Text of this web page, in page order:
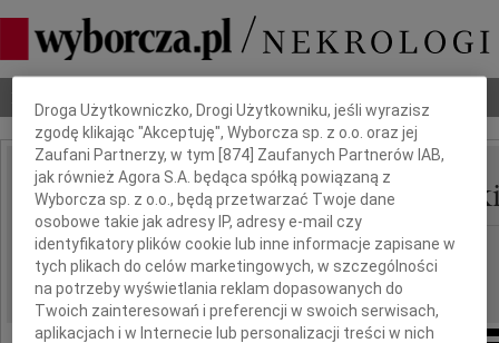
IMIĘ I NAZWISKO: Krzysztof
REGION: Kraków
DATA EMISJI: 14.04.2016
Dbamy o Twoją prywatność
Droga Użytkowniczko, Drogi Użytkowniku, jeśli wyrazisz
zgodę klikając "Akceptuję", Wyborcza sp. z o.o. oraz jej
Zaufani Partnerzy, w tym [874 ] Zaufanych Partnerów IAB,
jak również Agora S.A. będąca spółką powiązaną z
Wyborcza sp. z o.o., będą przetwarzać Twoje dane
osobowe takie jak adresy IP, adresy e-mail czy
identyfikatory plików cookie lub inne informacje zapisane w
tych plikach do celów marketingowych, w szczególności
na potrzeby wyświetlania reklam dopasowanych do
Twoich zainteresowań i preferencji w swoich serwisach,
aplikacjach i w Internecie lub personalizacji treści w nich